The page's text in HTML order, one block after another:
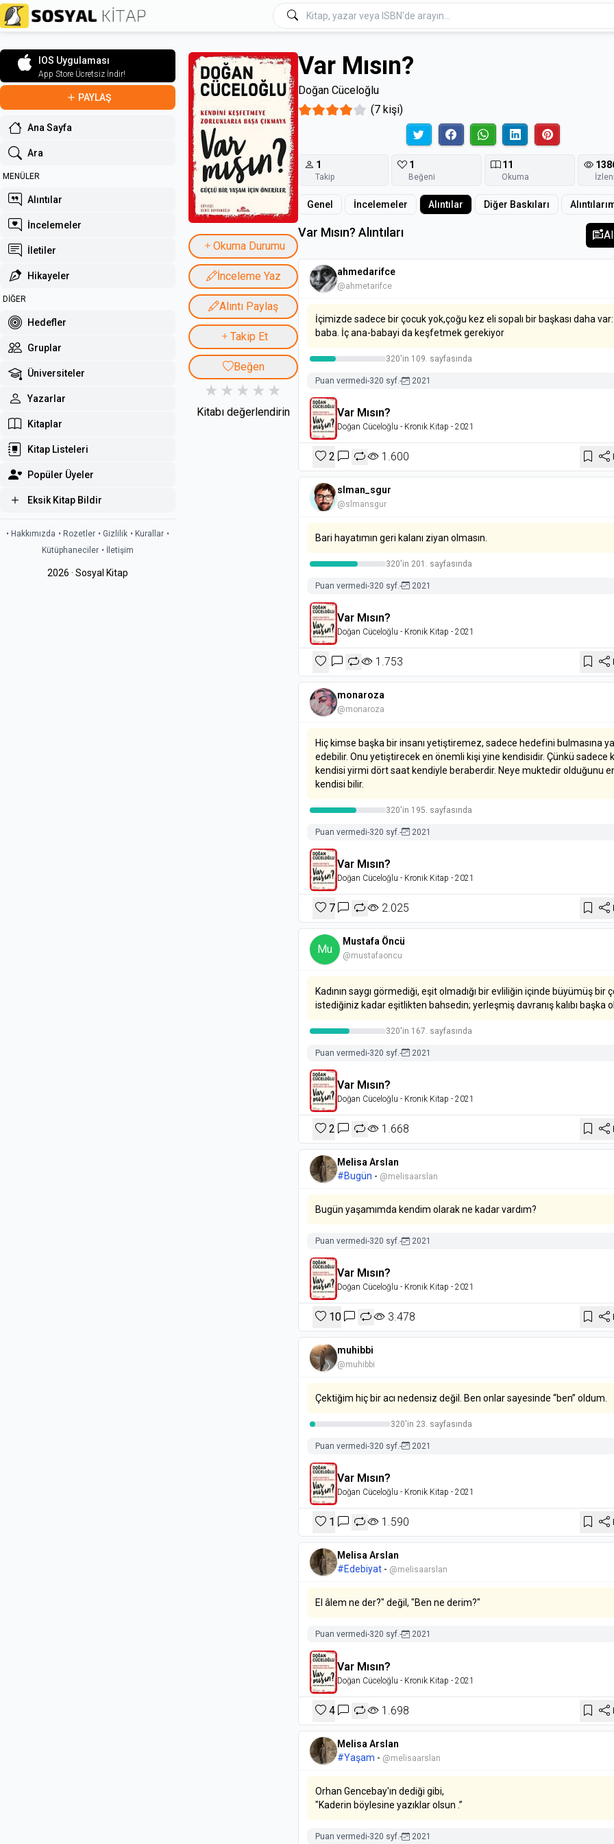
IOS Uygulaması
App Store Ücretsiz İndir!
PAYLAŞ
Ana Sayfa
Ara
MENÜLER
Alıntılar
İncelemeler
İletiler
Hikayeler
DİĞER
Hedefler
Gruplar
Üniversiteler
Yazarlar
Kitaplar
Kitap Listeleri
Popüler Üyeler
Eksik Kitap Bildir
• Hakkımızda • Rozetler • Gizlilik • Kurallar •
Kütüphaneciler • İletişim
2026 · Sosyal Kitap
Okuma Durumu
İnceleme Yaz
Alıntı Paylaş
Takip Et
Beğen
Kitabı değerlendirin
Var Mısın?
Doğan Cüceloğlu
(7 kişi)
1
Takip
1
Beğeni
11
Okuma
Genel İncelemeler Alıntılar Diğer Baskıları
Var Mısın? Alıntıları mark_unread_chat_alt
ahmedarifce
@ahmetarifce
İçimizde sadece bir çocuk yok,çoğu kez eli sopalı bir başkası daha
baba. İç ana-babayi da keşfetmek gerekiyor
320'in 109. sayfasında
Puan vermedi-320 syf.- 2021
Var Mısın?
Doğan Cüceloğlu - Kronik Kitap - 2021
2 1.600
slman_sgur
@slmansgur
Bari hayatımın geri kalanı ziyan olmasın.
320'in 201. sayfasında
Puan vermedi-320 syf.- 2021
Var Mısın?
Doğan Cüceloğlu - Kronik Kitap - 2021
1.753
monaroza
@monaroza
Hiç kimse başka bir insanı yetiştiremez, sadece hedefini bulmasına
edebilir. Onu yetiştirecek en önemli kişi yine kendisidir. Çünkü sadece
kendisi yirmi dört saat kendiyle beraberdir. Neye muktedir olduğunu
kendisi bilir.
320'in 195. sayfasında
Puan vermedi-320 syf. - 2021
Var Mısın?
Doğan Cüceloğlu - Kronik Kitap - 2021
7 2.025
Mu
Mustafa Öncü
@mustafaoncu
Kadının saygı görmediği, eşit olmadığı bir evliliğin içinde büyümüş bir
istediğiniz kadar eşitlikten bahsedin; yerleşmiş davranış kalıbı başka
320'in 167. sayfasında
Puan vermedi-320 syf. - 2021
Var Mısın?
Doğan Cüceloğlu - Kronik Kitap - 2021
2 1.668
Melisa Arslan
#Bugün - @melisaarslan
Bugün yaşamımda kendim olarak ne kadar vardım?
Puan vermedi-320 syf.- 2021
Var Mısın?
Doğan Cüceloğlu - Kronik Kitap - 2021
10 3.478
muhibbi
@muhibbi
Çektiğim hiç bir acı nedensiz değil. Ben onlar sayesinde “ben” oldum.
320'in 23. sayfasında
Puan vermedi-320 syf.- 2021
Var Mısın?
Doğan Cüceloğlu - Kronik Kitap - 2021
1 1.590
Melisa Arslan
#Edebiyat - @melisaarslan
El âlem ne der?" değil, "Ben ne derim?"
Puan vermedi-320 syf.- 2021
Var Mısın?
Doğan Cüceloğlu - Kronik Kitap - 2021
4 1.698
Melisa Arslan
#Yaşam - @melisaarslan
Orhan Gencebay'ın dediği gibi,
"Kaderin böylesine yazıklar olsun .”
Puan vermedi-320 syf.- 2021